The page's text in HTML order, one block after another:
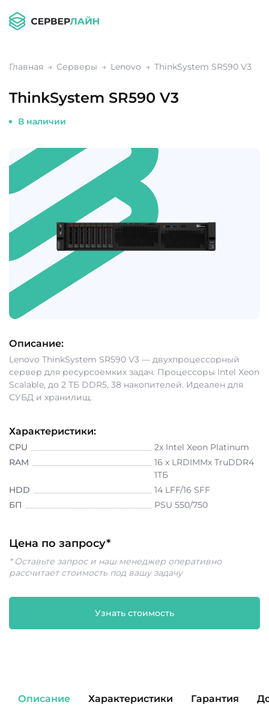
Главная Серверы Lenovo ThinkSystem SR590 V3
ThinkSystem SR590 V3
В наличии
Описание:
Lenovo ThinkSystem SR590 V3 — двухпроцессорный
сервер для ресурсоемких задач. Процессоры Intel Xeon
Scalable, до 2 ТБ DDR5, 38 накопителей. Идеален для
СУБД и хранилищ.
Характеристики:
CPU
2х Intel Xeon Platinum
RAM
16 x LRDIMMх TruDDR4
1ТБ
HDD
14 LFF/16 SFF
БП
PSU 550/750
Цена по запросу*
* Оставьте запрос и наш менеджер оперативно
рассчитает стоимость под вашу задачу
Узнать стоимость
Описание Характеристики Гарантия